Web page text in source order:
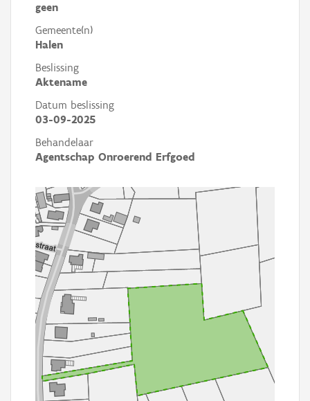
geen
Gemeente(n)
Halen
Beslissing
Aktename
Datum beslissing
03-09-2025
Behandelaar
Agentschap Onroerend Erfgoed